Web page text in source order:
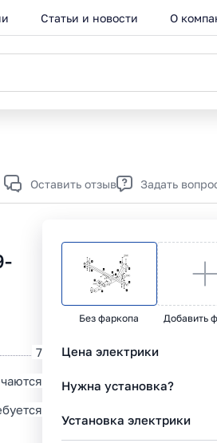
Статьи и новости О
Оставить отзыв Задать
7
Без фаркопа Добавить
Цена электрики
Нужна установка?
Установка электрики